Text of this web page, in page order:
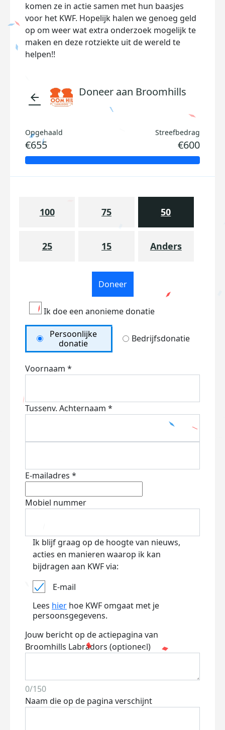
komen ze in actie samen met hun baasjes
voor het KWF. Hopelijk halen we genoeg geld
op om weer wat extra onderzoek mogelijk te
maken en deze rotziekte uit de wereld te
helpen!!
arrow_back Doneer aan Broomhills
Opgehaald
€655
Streefbedrag
€600
100 75 50
25 15 Anders
Doneer
Ik doe een anonieme donatie
Persoonlijke
donatie
Bedrijfsdonatie
Voornaam *
Tussenv. Achternaam *
E-mailadres *
Mobiel nummer
Ik blijf graag op de hoogte van nieuws,
acties en manieren waarop ik kan
bijdragen aan KWF via:
E-mail
Lees hier hoe KWF omgaat met je
persoonsgegevens.
Jouw bericht op de actiepagina van
Broomhills Labradors (optioneel)
0/150
Naam die op de pagina verschijnt